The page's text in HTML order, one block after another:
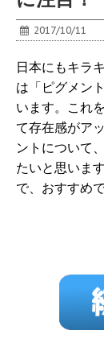
2017/10/11
日本にもキラ
は「ピグメン
います。これ
て存在感がア
ントについて
たいと思いま
で、おすすめ